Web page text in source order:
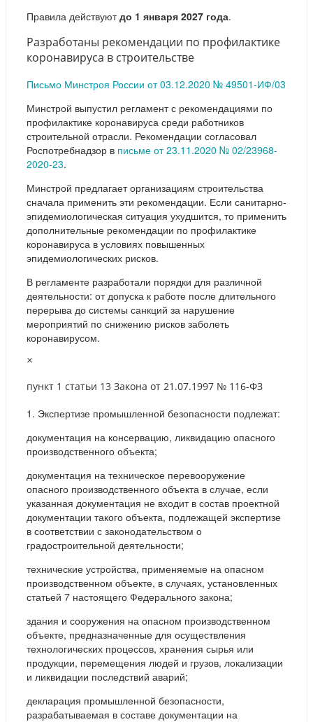
Правила действуютдо 1 января 2027 года.
Разработаны рекомендации по профилактике
коронавируса в строительстве
Письмо Минстроя России от 03.12.2020 № 49501-ИФ/03
Минстрой выпустил регламент с рекомендациями по
профилактике коронавируса среди работников
строительной отрасли. Рекомендации согласовал
Роспотребнадзор в письме от 23.11.2020 № 02/23968-
2020-23.
Минстрой предлагает организациям строительства
сначала применить эти рекомендации. Если санитарно-
эпидемиологическая ситуация ухудшится, то применить
дополнительные рекомендации по профилактике
коронавируса в условиях повышенных
эпидемиологических рисков.
В регламенте разработали порядки для различной
деятельности: от допуска к работе после длительного
перерыва до системы санкций за нарушение
мероприятий по снижению рисков заболеть
коронавирусом.
×
пункт 1 статьи 13 Закона от 21.07.1997 № 116-ФЗ
1. Экспертизе промышленной безопасности подлежат:
документация на консервацию, ликвидацию опасного
производственного объекта;
документация на техническое перевооружение
опасного производственного объекта в случае, если
указанная документация не входит в состав проектной
документации такого объекта, подлежащей экспертизе
в соответствии с законодательством о
градостроительной деятельности;
технические устройства, применяемые на опасном
производственном объекте, в случаях, установленных
статьей 7 настоящего Федерального закона;
здания и сооружения на опасном производственном
объекте, предназначенные для осуществления
технологических процессов, хранения сырья или
продукции, перемещения людей и грузов, локализации
и ликвидации последствий аварий;
декларация промышленной безопасности,
разрабатываемая в составе документации на